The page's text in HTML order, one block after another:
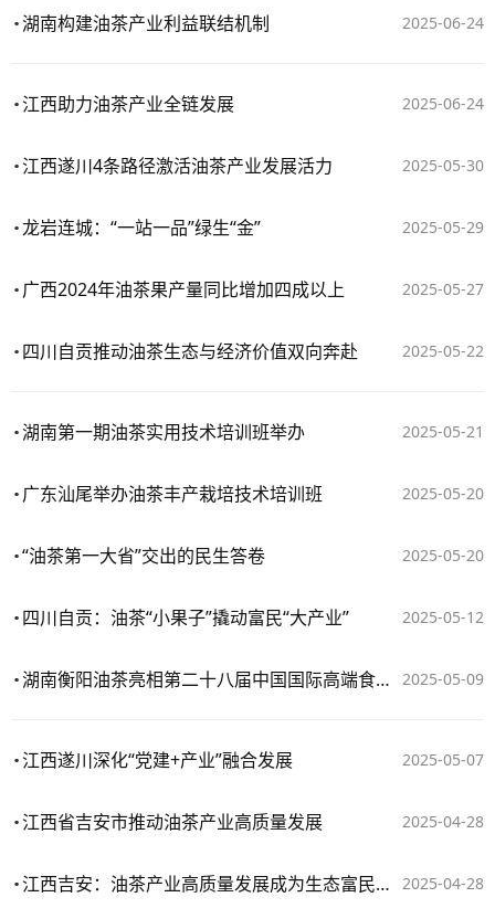
2025-06-24
湖南构建油茶产业利益联结机制
2025-06-24
江西助力油茶产业全链发展
2025-05-30
江西遂川4条路径激活油茶产业发展活力
2025-05-29
龙岩连城：“一站一品”绿生“金”
2025-05-27
广西2024年油茶果产量同比增加四成以上
2025-05-22
四川自贡推动油茶生态与经济价值双向奔赴
2025-05-21
湖南第一期油茶实用技术培训班举办
2025-05-20
广东汕尾举办油茶丰产栽培技术培训班
2025-05-20
“油茶第一大省”交出的民生答卷
2025-05-12
四川自贡：油茶“小果子”撬动富民“大产业”
2025-05-09
湖南衡阳油茶亮相第二十八届中国国际高端食用油展览会
2025-05-07
江西遂川深化“党建+产业”融合发展
2025-04-28
江西省吉安市推动油茶产业高质量发展
2025-04-28
江西吉安：油茶产业高质量发展成为生态富民产业